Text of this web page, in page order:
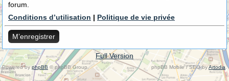
forum.
Conditions d’utilisation | Politique de vie privée
M’enregistrer
Full Version
Powered byphpBB © phpBB Group. phpBB Mobile / SEO byArtodia .